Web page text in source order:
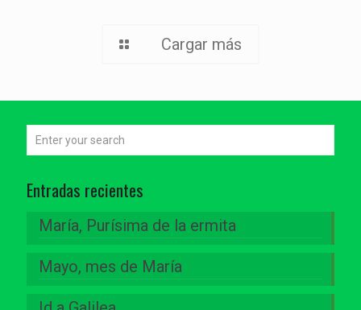
Cargar más
Entradas recientes
María, Purísima de la ermita
Mayo, mes de María